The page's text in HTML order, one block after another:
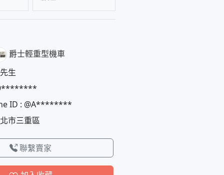
爵士輕重型機車
生
ID : @A********
市三重區
聯繫賣家